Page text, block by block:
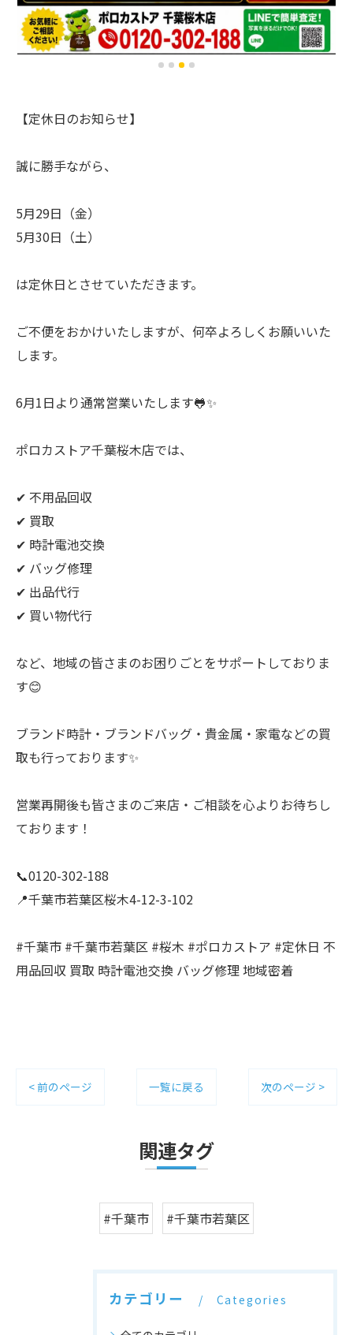
【定休日のお知らせ】
誠に勝手ながら、
5月29日（金）
5月30日（土）
は定休日とさせていただきます。
ご不便をおかけいたしますが、何卒よろしくお願いいた
します。
6月1日より通常営業いたします🐸✨
ポロカストア千葉桜木店では、
✔ 不用品回収
✔ 買取
✔ 時計電池交換
✔ バッグ修理
✔ 出品代行
✔ 買い物代行
など、地域の皆さまのお困りごとをサポートしておりま
す😊
ブランド時計・ブランドバッグ・貴金属・家電などの買
取も行っております✨
営業再開後も皆さまのご来店・ご相談を心よりお待ちし
ております！
📞0120-302-188
📍千葉市若葉区桜木4-12-3-102
#千葉市 #千葉市若葉区 #桜木 #ポロカストア #定休日 不
用品回収 買取 時計電池交換 バッグ修理 地域密着
< 前のページ 一覧に戻る 次のページ >
関連タグ
#千葉市 #千葉市若葉区
カテゴリー Categories